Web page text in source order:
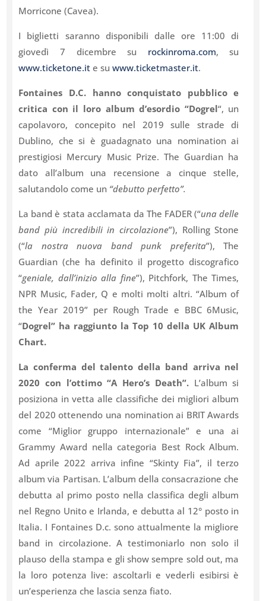
Morricone (Cavea).
I biglietti saranno disponibili dalle ore 11:00 di
giovedì 7 dicembre su rockinroma.com, su
www.ticketone.it e suwww.ticketmaster.it.
Fontaines D.C. hanno conquistato pubblico e
critica con il loro album d’esordio “Dogrel“, un
capolavoro, concepito nel 2019 sulle strade di
Dublino, che si è guadagnato una nomination ai
prestigiosi Mercury Music Prize. The Guardian ha
dato all’album una recensione a cinque stelle,
salutandolo come un “debutto perfetto”.
La band è stata acclamata da The FADER (“una delle
band più incredibili in circolazione”), Rolling Stone
(“la nostra nuova band punk preferita”), The
Guardian (che ha definito il progetto discografico
“geniale, dall’inizio alla fine”), Pitchfork, The Times,
NPR Music, Fader, Q e molti molti altri. “Album of
the Year 2019” per Rough Trade e BBC 6Music,
“Dogrel” ha raggiunto la Top 10 della UK Album
Chart.
La conferma del talento della band arriva nel
2020 con l’ottimo “A Hero’s Death”.L’album si
posiziona in vetta alle classifiche dei migliori album
del 2020 ottenendo una nomination ai BRIT Awards
come “Miglior gruppo internazionale” e una ai
Grammy Award nella categoria Best Rock Album.
Ad aprile 2022 arriva infine “Skinty Fia”, il terzo
album via Partisan. L’album della consacrazione che
debutta al primo posto nella classifica degli album
nel Regno Unito e Irlanda, e debutta al 12° posto in
Italia. I Fontaines D.c. sono attualmente la migliore
band in circolazione. A testimoniarlo non solo il
plauso della stampa e gli show sempre sold out, ma
la loro potenza live: ascoltarli e vederli esibirsi è
un’esperienza che lascia senza fiato.